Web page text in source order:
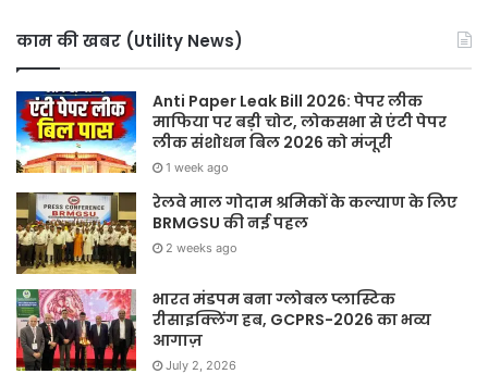
काम की खबर (Utility News)
Anti Paper Leak Bill 2026: पेपर लीक
माफिया पर बड़ी चोट, लोकसभा से एंटी पेपर
लीक संशोधन बिल 2026 को मंजूरी
1 week ago
रेलवे माल गोदाम श्रमिकों के कल्याण के लिए
BRMGSU की नई पहल
2 weeks ago
भारत मंडपम बना ग्लोबल प्लास्टिक
रीसाइक्लिंग हब, GCPRS-2026 का भव्य
आगाज़
July 2, 2026